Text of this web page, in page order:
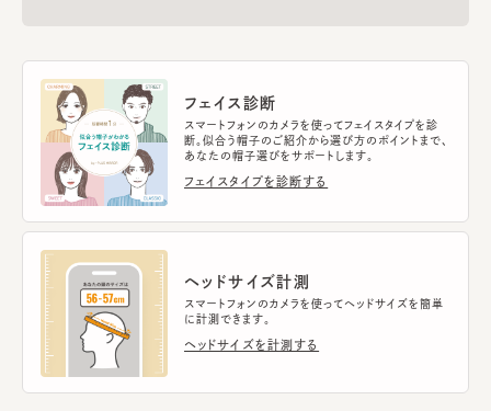
フェイス診断
スマートフォンのカメラを使ってフェイスタイプを診
断。似合う帽子のご紹介から選び方のポイントまで、
あなたの帽子選びをサポートします。
フェイスタイプを診断する
ヘッドサイズ計測
スマートフォンのカメラを使ってヘッドサイズを簡単
に計測できます。
ヘッドサイズを計測する